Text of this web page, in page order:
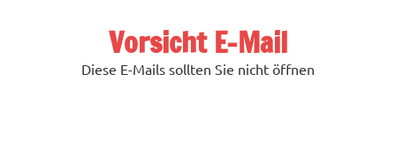
Vorsicht E-Mail
Diese E-Mails sollten Sie nicht öffnen